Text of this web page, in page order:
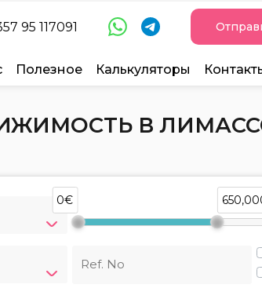
95 117091
Полезное Калькуляторы
В
0€